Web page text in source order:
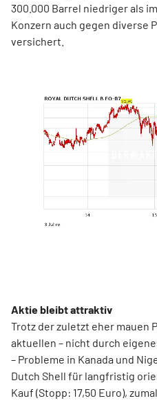
300.000 Barrel niedriger als
Konzern auch gegen diverse
versichert.
Aktie bleibt attraktiv
Trotz der zuletzt eher mauen
aktuellen – nicht durch
– Probleme in Kanada und
Dutch Shell für langfristig
Kauf (Stopp: 17,50 Euro),